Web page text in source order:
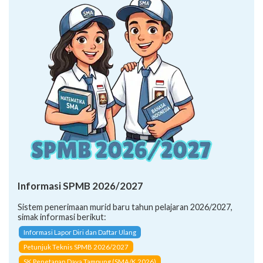
Informasi SPMB 2026/2027
Sistem penerimaan murid baru tahun pelajaran 2026/2027,
simak informasi berikut:
Informasi Lapor Diri dan Daftar Ulang
Petunjuk Teknis SPMB 2026/2027